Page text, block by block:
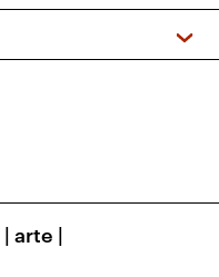
| arte |